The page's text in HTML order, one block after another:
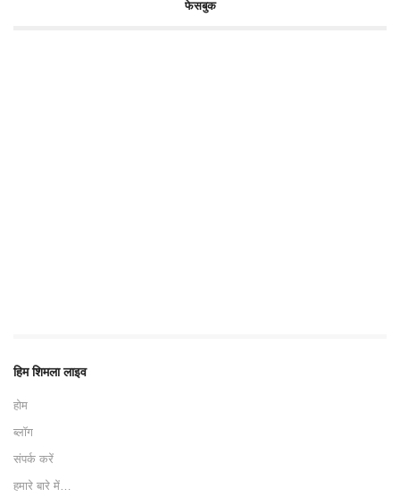
फेसबुक
हिम शिमला लाइव
होम
ब्लॉग
संपर्क करें
हमारे बारे में…